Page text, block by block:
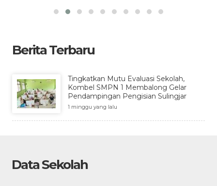
Berita Terbaru
Tingkatkan Mutu Evaluasi Sekolah,
Kombel SMPN 1 Membalong Gelar
Pendampingan Pengisian Sulingjar
1 minggu yang lalu
Data Sekolah